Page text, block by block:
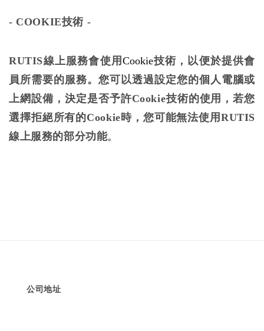
- COOKIE技術 -
RUTIS線上服務會使用Cookie技術，以便於提供會
員所需要的服務。您可以透過設定您的個人電腦或
上網設備，決定是否予許Cookie技術的使用，若您
選擇拒絕所有的Cookie時，您可能無法使用RUTIS
線上服務的部分功能。
公司地址